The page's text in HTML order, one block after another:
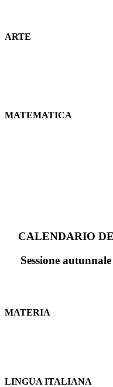
ARTE
MATEMATICA
CALENDARIO
Sessione
MATERIA
LINGUA ITALIANA